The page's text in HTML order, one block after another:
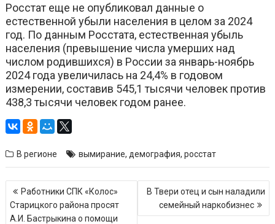
Росстат еще не опубликовал данные о
естественной убыли населения в целом за 2024
год. По данным Росстата, естественная убыль
населения (превышение числа умерших над
числом родившихся) в России за январь-ноябрь
2024 года увеличилась на 24,4% в годовом
измерении, составив 545,1 тысячи человек против
438,3 тысячи человек годом ранее.
В регионе вымирание, демография,росстат
Навигация
по
записям
Работники СПК «Колос»
Старицкого района просят
А.И. Бастрыкина о помощи
В Твери отец и сын наладили
семейный наркобизнес